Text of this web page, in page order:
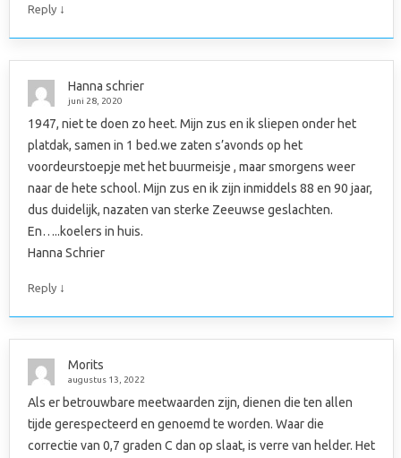
Reply ↓
Hanna schrier
juni 28, 2020
1947, niet te doen zo heet. Mijn zus en ik sliepen onder het
platdak, samen in 1 bed.we zaten s’avonds op het
voordeurstoepje met het buurmeisje , maar smorgens weer
naar de hete school. Mijn zus en ik zijn inmiddels 88 en 90 jaar,
dus duidelijk, nazaten van sterke Zeeuwse geslachten.
En…..koelers in huis.
Hanna Schrier
Reply ↓
Morits
augustus 13, 2022
Als er betrouwbare meetwaarden zijn, dienen die ten allen
tijde gerespecteerd en genoemd te worden. Waar die
correctie van 0,7 graden C dan op slaat, is verre van helder. Het